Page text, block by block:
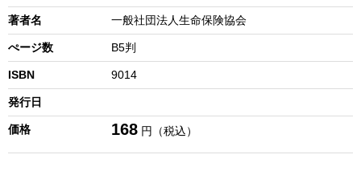
著者名 一般社団法人生命保険協会
ぺージ数 B5判
ISBN 9014
発行日
価格 168 円（税込）